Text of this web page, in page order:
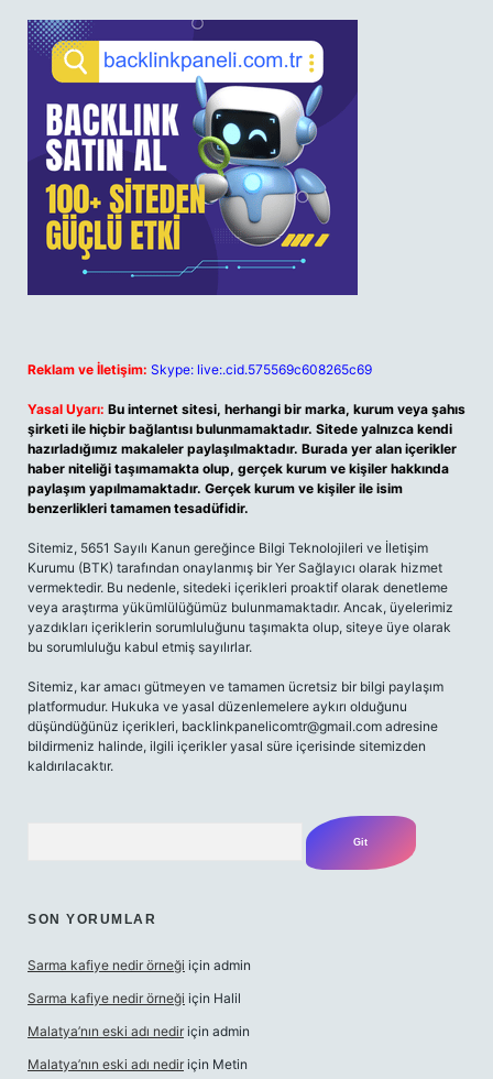
Reklam ve İletişim: Skype: live:.cid.575569c608265c69
Yasal Uyarı: Bu internet sitesi, herhangi bir marka, kurum veya şahıs
şirketi ile hiçbir bağlantısı bulunmamaktadır. Sitede yalnızca kendi
hazırladığımız makaleler paylaşılmaktadır. Burada yer alan içerikler
haber niteliği taşımamakta olup, gerçek kurum ve kişiler hakkında
paylaşım yapılmamaktadır. Gerçek kurum ve kişiler ile isim
benzerlikleri tamamen tesadüfidir.
Sitemiz, 5651 Sayılı Kanun gereğince Bilgi Teknolojileri ve İletişim
Kurumu (BTK) tarafından onaylanmış bir Yer Sağlayıcı olarak hizmet
vermektedir. Bu nedenle, sitedeki içerikleri proaktif olarak denetleme
veya araştırma yükümlülüğümüz bulunmamaktadır. Ancak, üyelerimiz
yazdıkları içeriklerin sorumluluğunu taşımakta olup, siteye üye olarak
bu sorumluluğu kabul etmiş sayılırlar.
Sitemiz, kar amacı gütmeyen ve tamamen ücretsiz bir bilgi paylaşım
platformudur. Hukuka ve yasal düzenlemelere aykırı olduğunu
düşündüğünüz içerikleri, backlinkpanelicomtr@gmail.com adresine
bildirmeniz halinde, ilgili içerikler yasal süre içerisinde sitemizden
kaldırılacaktır.
SON YORUMLAR
Sarma kafiye nedir örneği için admin
Sarma kafiye nedir örneği için Halil
Malatya’nın eski adı nedir için admin
Malatya’nın eski adı nedir için Metin